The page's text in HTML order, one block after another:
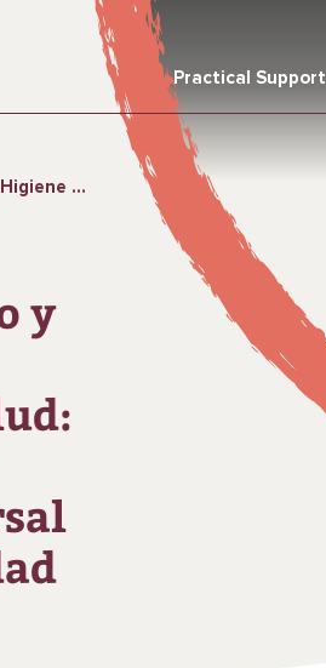
Practical Support
a una Atención de Calidad
y